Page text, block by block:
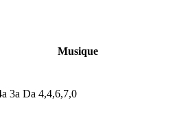
Musique
a 3a Da 4,4,6,7,0